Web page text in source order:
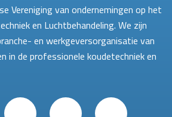
Vereniging van ondernemingen op het
en Luchtbehandeling. We zijn
en werkgeversorganisatie van
in de professionele koudetechniek en